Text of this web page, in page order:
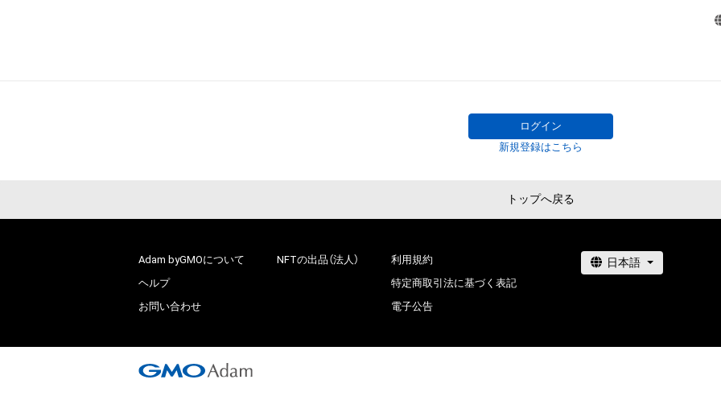
・本アイテムに関する創作物の利用については、公序良
であっても、本アイテムの著作権を有する方、著作隣接権
の管理委託を受けている者は、何らの法的責任も負わない
美大・工芸美術学科日本画専攻卒業。
ーーー直近の受賞・起用歴
・にいがたデジコングランプリ　2023
ログイン
新規登録はこちら
トップへ戻る
Adam byGMOについて
ヘルプ
お問い合わせ
NFTの出品（法人）
利用規約
特定商取引法に基づく表記
電子公告